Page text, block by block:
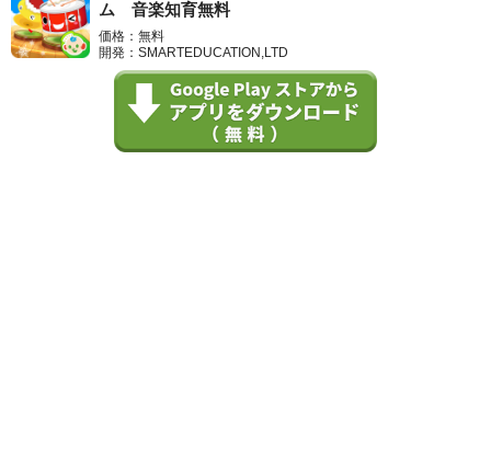
ム 音楽知育無料
価格：無料
開発：SMARTEDUCATION,LTD